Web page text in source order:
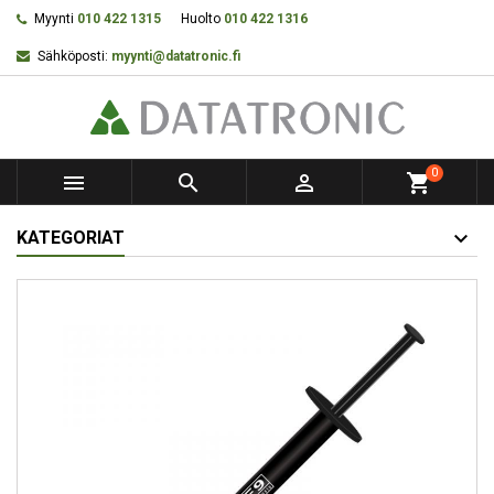
Myynti 010 422 1315 Huolto 010 422 1316
Sähköposti: myynti@datatronic.fi
   shopping_cart0
KATEGORIAT